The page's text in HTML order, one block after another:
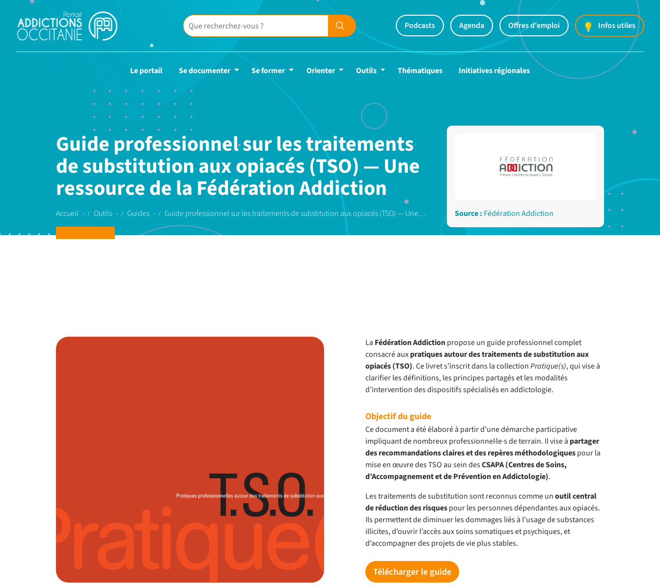
Podcasts Agenda Offres d'emploi Infos utiles
Le portail Se documenter Se former Orienter Outils Thématiques Initiatives régionales
Guide professionnel sur les traitements
de substitution aux opiacés (TSO) — Une
ressource de la Fédération Addiction
Accueil Outils Guides Guide professionnel sur les traitements de substitution aux opiacés (TSO) — Une… Source : Fédération Addiction
La Fédération Addictionpropose un guide professionnel complet
consacré auxpratiques autour des traitements de substitution aux
opiacés (TSO). Ce livret s’inscrit dans la collectionPratique(s), qui vise à
clarifier les définitions, les principes partagés et les modalités
d’intervention des dispositifs spécialisés en addictologie.
Objectif du guide
Ce document a été élaboré à partir d’une démarche participative
impliquant de nombreux professionnel·le·s de terrain. Il vise à partager
des recommandations claires et des repères méthodologiquespour la
mise en œuvre des TSO au sein desCSAPA (Centres de Soins,
d’Accompagnement et de Prévention en Addictologie).
Les traitements de substitution sont reconnus comme unoutil central
de réduction des risquespour les personnes dépendantes aux opiacés.
Ils permettent de diminuer les dommages liés à l’usage de substances
illicites, d’ouvrir l’accès aux soins somatiques et psychiques, et
d’accompagner des projets de vie plus stables.
Télécharger le guide